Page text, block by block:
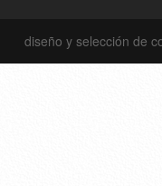
diseño y selección de